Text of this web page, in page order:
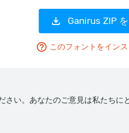
Ganirus ZIP
このフォントをイン
さい。あなたのご意見は私たちに